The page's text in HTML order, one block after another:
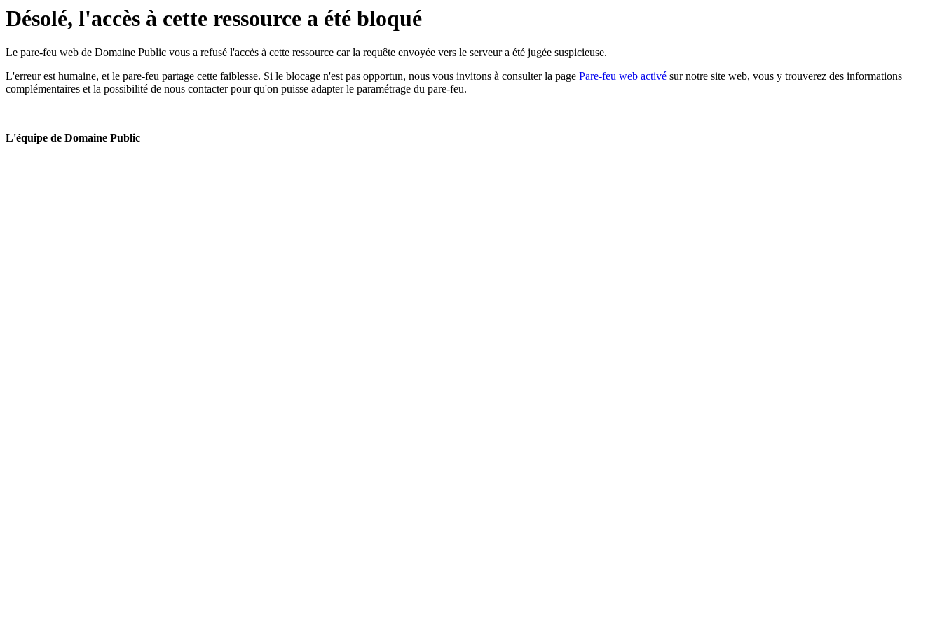
Désolé, l'accès à cette ressource a été bloqué
Le pare-feu web de Domaine Public vous a refusé l'accès à cette ressource car la requête envoyée vers le serveur a été jugée suspicieuse.
L'erreur est humaine, et le pare-feu partage cette faiblesse. Si le blocage n'est pas opportun, nous vous invitons à consulter la page Pare-feu web activé sur notre site web, vous y trouverez des informations
complémentaires et la possibilité de nous contacter pour qu'on puisse adapter le paramétrage du pare-feu.
L'équipe de Domaine Public